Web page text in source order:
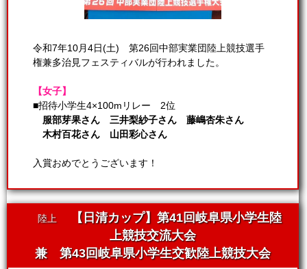
令和7年10月4日(土) 第26回中部実業団陸上競技選手
権兼多治見フェスティバルが行われました。
【女子】
■招待小学生4×100mリレー 2位
服部芽果さん 三井梨紗子さん 藤嶋杏朱さん
木村百花さん 山田彩心さん
入賞おめでとうございます！
陸上
【日清カップ】第41回岐阜県小学生陸
上競技交流大会
兼 第43回岐阜県小学生交歓陸上競技大会